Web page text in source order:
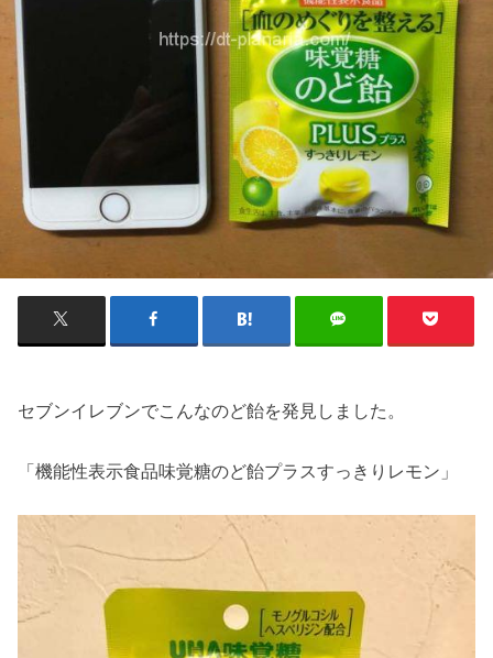
セブンイレブンでこんなのど飴を発見しました。
「機能性表示食品味覚糖のど飴プラスすっきりレモン」